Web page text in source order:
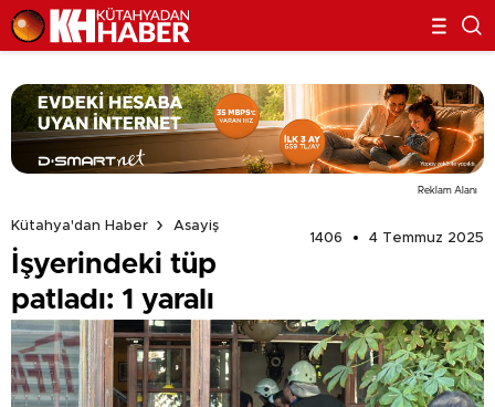
Reklam Alanı
Kütahya'dan Haber
Asayiş
1406
4 Temmuz 2025
İşyerindeki tüp
patladı: 1 yaralı